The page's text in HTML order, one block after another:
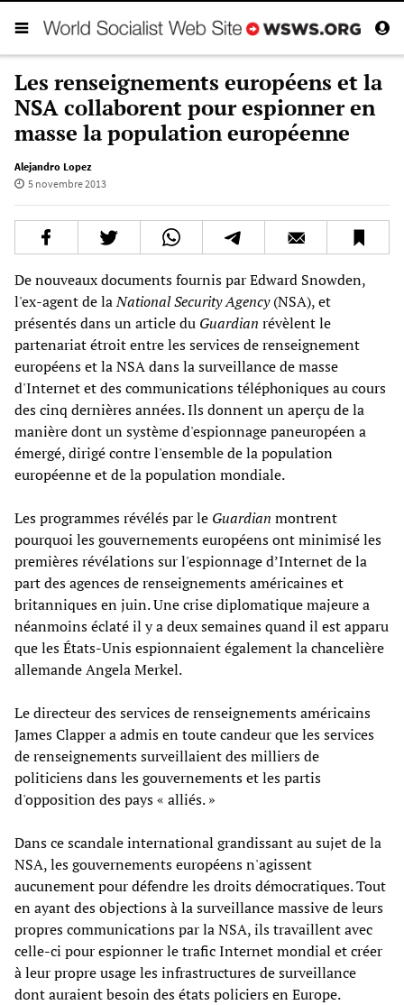
Les renseignements européens et la
NSA collaborent pour espionner en
masse la population européenne
Alejandro Lopez
5 novembre 2013
De nouveaux documents fournis par Edward Snowden,
l'ex-agent de laNational Security Agency(NSA), et
présentés dans un article du Guardian révèlent le
partenariat étroit entre les services de renseignement
européens et la NSA dans la surveillance de masse
d'Internet et des communications téléphoniques au cours
des cinq dernières années. Ils donnent un aperçu de la
manière dont un système d'espionnage paneuropéen a
émergé, dirigé contre l'ensemble de la population
européenne et de la population mondiale.
Les programmes révélés par le Guardian montrent
pourquoi les gouvernements européens ont minimisé les
premières révélations sur l'espionnage d’Internet de la
part des agences de renseignements américaines et
britanniques en juin. Une crise diplomatique majeure a
néanmoins éclaté il y a deux semaines quand il est apparu
que les États-Unis espionnaient également la chancelière
allemande Angela Merkel.
Le directeur des services de renseignements américains
James Clapper a admis en toute candeur que les services
de renseignements surveillaient des milliers de
politiciens dans les gouvernements et les partis
d'opposition des pays « alliés. »
Dans ce scandale international grandissant au sujet de la
NSA, les gouvernements européens n'agissent
aucunement pour défendre les droits démocratiques. Tout
en ayant des objections à la surveillance massive de leurs
propres communications par la NSA, ils travaillent avec
celle-ci pour espionner le trafic Internet mondial et créer
à leur propre usage les infrastructures de surveillance
dont auraient besoin des états policiers en Europe.